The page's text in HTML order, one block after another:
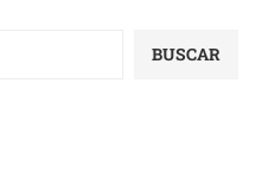
BUSCAR